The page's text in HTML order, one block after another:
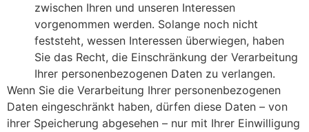
zwischen Ihren und unseren Interessen
vorgenommen werden. Solange noch nicht
feststeht, wessen Interessen überwiegen, haben
Sie das Recht, die Einschränkung der Verarbeitung
Ihrer personenbezogenen Daten zu verlangen.
Wenn Sie die Verarbeitung Ihrer personenbezogenen
Daten eingeschränkt haben, dürfen diese Daten – von
ihrer Speicherung abgesehen – nur mit Ihrer Einwilligung